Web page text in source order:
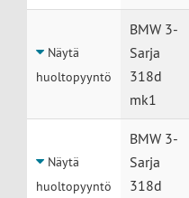
Näytä
huoltopyyntö
BMW 3-
Sarja
318d
mk1
Näytä
huoltopyyntö
BMW 3-
Sarja
318d